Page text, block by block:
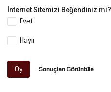
İnternet Sitemizi Beğendiniz mi?
Evet
Hayır
Oy Sonuçları Görüntüle